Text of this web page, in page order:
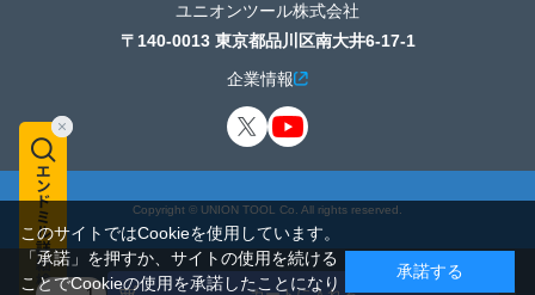
ユニオンツール株式会社
〒140-0013 東京都品川区南大井6-17-1
企業情報
Copyright © UNION TOOL Co. All rights reserved.
このサイトではCookieを使用しています。
「承諾」を押すか、サイトの使用を続ける
ことでCookieの使用を承諾したことになり
承諾する